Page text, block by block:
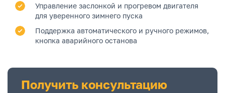
Управление заслонкой и прогревом двигателя
для уверенного зимнего пуска
Поддержка автоматического и ручного режимов,
кнопка аварийного останова
Получить консультацию